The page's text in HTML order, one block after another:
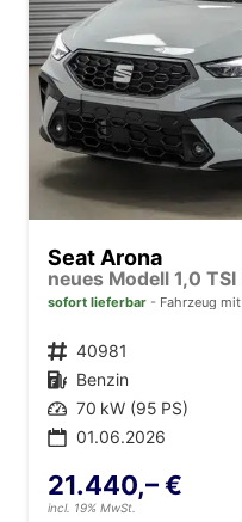
Seat Arona
neues Modell 1,0 TSI
sofort lieferbar Fahrzeug
Fahrzeugnr. 40981
Kraftstoff Benzin
Leistung 70 kW (95 PS)
01.06.2026
21.440,– €
incl. 19% MwSt.